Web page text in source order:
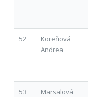
52
Koreňová
Andrea
53
Marsalová